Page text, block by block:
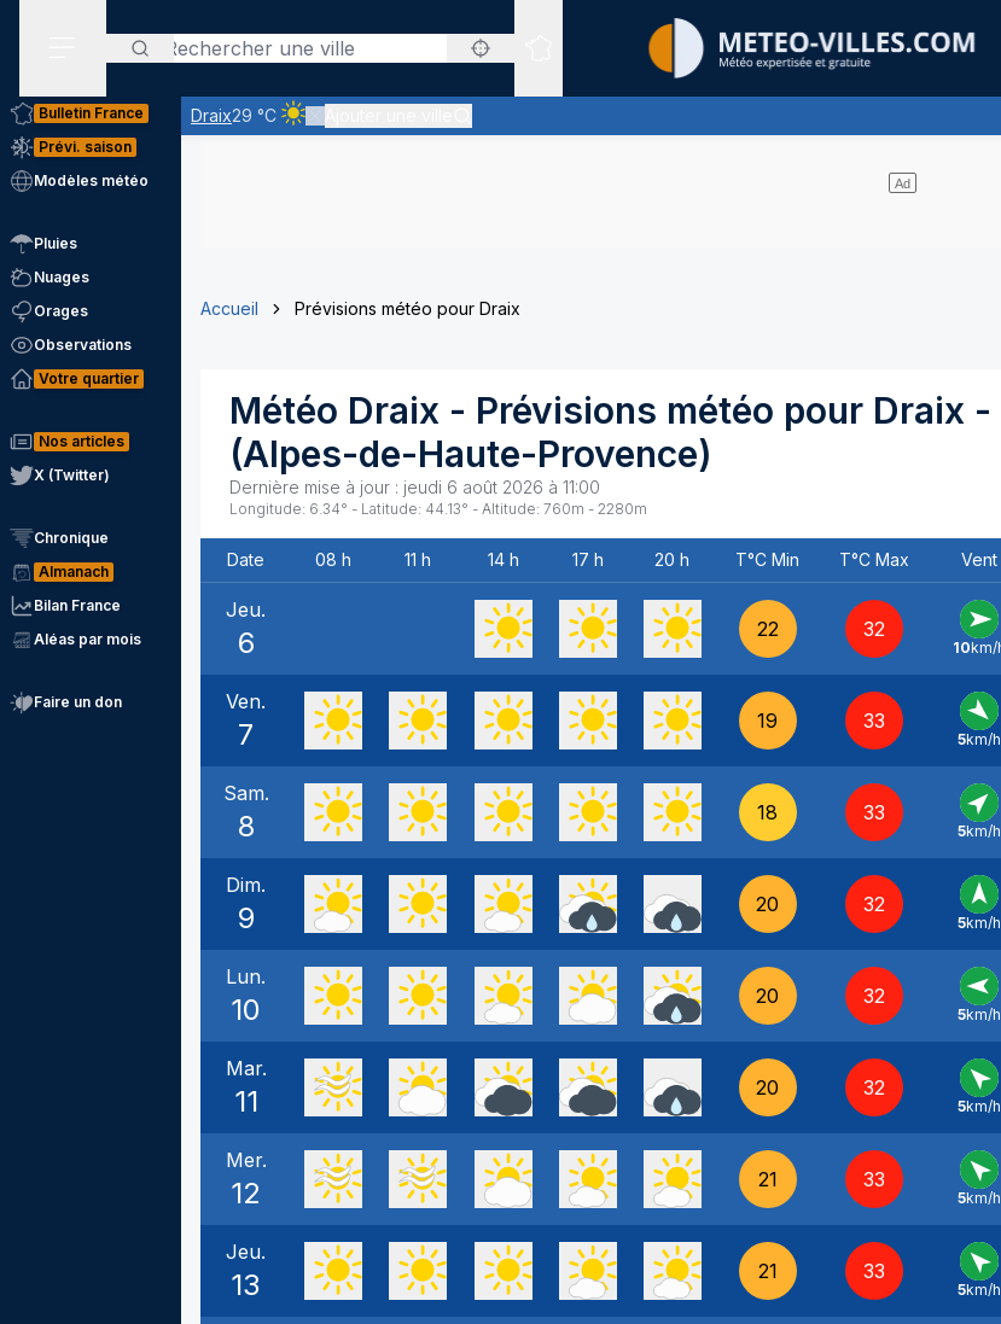
Rechercher
Sites expertis&eacute;s
Draix29 °C
Ciel clair - quasiment pas de nuages et un soleil omniprésent
Bulletin France
Prévi. saison
Modèles météo
Pluies
Nuages
Orages
Observations
Votre quartier
Nos articles
X (Twitter)
Chronique
Almanach
Bilan France
Aléas par mois
Faire un don
Accueil Prévisions météo pour Draix
Météo Draix - Prévisions météo pour Draix -
(Alpes-de-Haute-Provence)
Dernière mise à jour : jeudi 6 août 2026 à 11:00
Longitude: 6.34° - Latitude: 44.13° - Altitude: 760m - 2280m
Date 08 h 11 h 14 h 17 h 20 h T°C Min T°C Max Vent
Jeu.
6 22 32
O -
10km/
Ven.
7 19 33
NO
5km/h
Sam.
8 18 33
SO
5km/h
Dim.
9 20 32
S -
5km/h
Lun.
10 20 32
E -
5km/h
Mar.
11 20 32
SE -
5km/h
Mer.
12 21 33
SE -
5km/h
Jeu.
13 21 33
SE -
5km/h